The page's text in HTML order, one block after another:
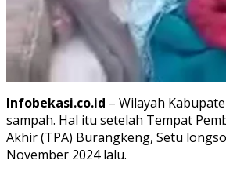
Infobekasi.co.id – Wilayah
sampah. Hal itu setelah Tempat
Akhir (TPA) Burangkeng, Setu
November 2024 lalu.